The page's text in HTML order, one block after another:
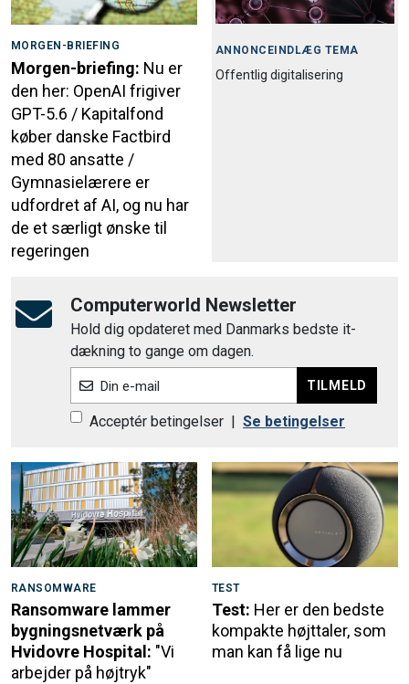
MORGEN-BRIEFING
Morgen-briefing: Nu er
den her: OpenAI frigiver
GPT-5.6 / Kapitalfond
køber danske Factbird
med 80 ansatte /
Gymnasielærere er
udfordret af AI, og nu har
de et særligt ønske til
regeringen
ANNONCEINDLÆG TEMA
Offentlig digitalisering
Computerworld Newsletter
Hold dig opdateret med Danmarks bedste it-
dækning to gange om dagen.
Din e-mail TILMELD
Acceptér betingelser Se betingelser
RANSOMWARE
Ransomware lammer
bygningsnetværk på
Hvidovre Hospital: "Vi
arbejder på højtryk"
TEST
Test: Her er den bedste
kompakte højttaler, som
man kan få lige nu